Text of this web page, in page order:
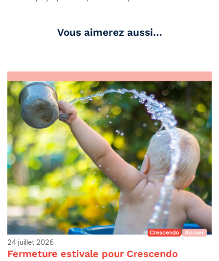
Vous aimerez aussi…
Crescendo Accueil
24 juillet 2026
Fermeture estivale pour Crescendo